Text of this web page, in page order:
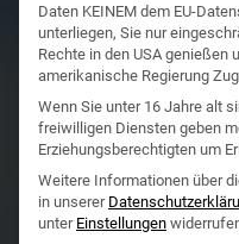
Daten KEINEM dem EU-
unterliegen, Sie nur
Rechte in den USA genießen
amerikanische Regierung
Wenn Sie unter 16 Jahre alt
freiwilligen Diensten geben
Erziehungsberechtigten um
Weitere Informationen über
in unserer
unter Einstellungen